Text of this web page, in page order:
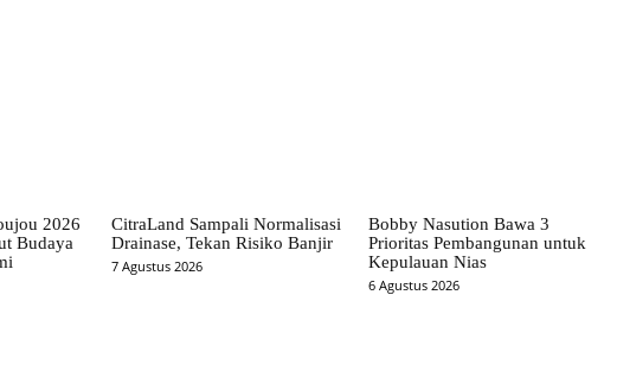
2026
Budaya
CitraLand Sampali Normalisasi
Drainase, Tekan Risiko Banjir
7 Agustus 2026
Bobby Nasution Bawa 3
Prioritas Pembangunan untuk
Kepulauan Nias
6 Agustus 2026